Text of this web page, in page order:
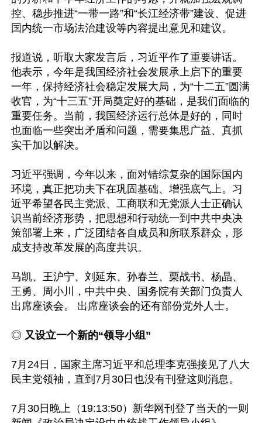
控、稳步推进“一带一路”和“长江经济带”建设、促进
国内统一市场法治建设等内容提出意见和建议。
报道说，听取大家发言后，习近平作了重要讲话。
他表示，今年是我国经济社会发展承上启下的重要
一年，保持经济社会稳定发展大局，为“十二五”圆满
收官，为“十三五”开局奠定好的基础，是我们面临的
重要任务。当前，我国经济运行总体是好的，同时
也面临一些突出矛盾和问题，需要集思广益、真抓
实干加以解决。
习近平强调，今年以来，面对错综复杂的国际国内
环境，真正把功夫下在巩固基础、增强底气上。习
近平希望各民主党派、工商联和无党派人士正确认
识当前经济形势，把思想和行动统一到中共中央决
策部署上来，广泛团结各自成员和所联系群众，形
成支持改革发展的高度共识。
马凯、王沪宁、刘延东、孙春兰、栗战书、杨晶、
王勇、周小川，中共中央、国务院有关部门负责人
出席座谈会。 出席座谈会的还有部份党外人士。
◎ 又设立一个新的“领导小组”
7月24日，国家主席习近平和总理李克强接见了八大
民主党领袖，直到7月30日也没有刊登这则消息。
7月30日晚上（19:13:50）新华网刊登了当天的一则